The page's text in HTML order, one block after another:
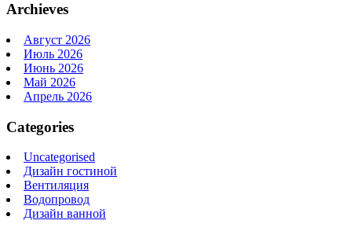
Archieves
Август 2026
Июль 2026
Июнь 2026
Май 2026
Апрель 2026
Categories
Uncategorised
Дизайн гостиной
Вентиляция
Водопровод
Дизайн ванной